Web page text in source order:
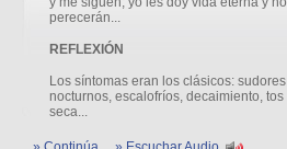
perecerán...
REFLEXIÓN
Los síntomas eran los clásicos: sudores
nocturnos, escalofríos, decaimiento, tos
seca...